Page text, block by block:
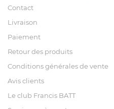
Contact
Livraison
Paiement
Retour des produits
Conditions générales de vente
Avis clients
Le club Francis BATT